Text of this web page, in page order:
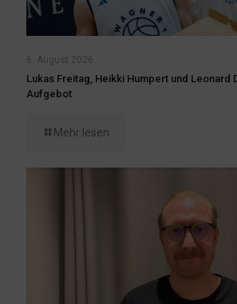
6. August 2026
Lukas Freitag, Heikki Humpert und Leonard
Aufgebot
Mehr lesen